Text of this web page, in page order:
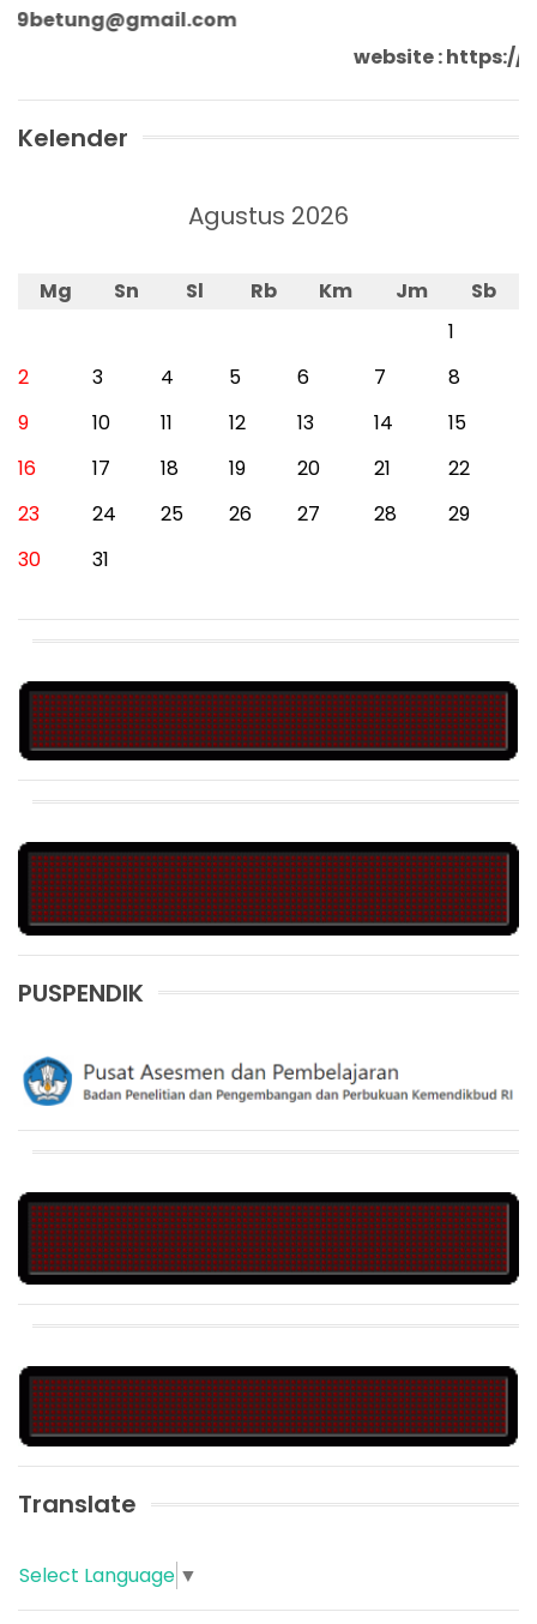
website :
Kelender
Agustus 2026
Mg Sn Sl Rb Km Jm
Sb
1
2
3 4 5 6 7
8
9
10 11 12 13 14
15
16
17 18 19 20 21
22
23
24 25 26 27 28
29
30
31
PUSPENDIK
Translate
Select Language ▼